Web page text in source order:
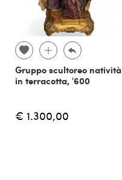
Gruppo scultoreo natività
in terracotta, '600
€ 1.300,00